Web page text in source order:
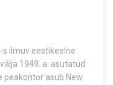
s ilmuv eestikeelne
1949. a. asutatud
peakontor asub New